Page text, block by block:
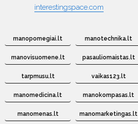
interestingspace.com
manopomegiai.lt manotechnika.lt
manovisuomene.lt pasauliomaistas.lt
tarpmusu.lt vaikas123.lt
manomedicina.lt manokompasas.lt
manomenas.lt manomarketingas.lt